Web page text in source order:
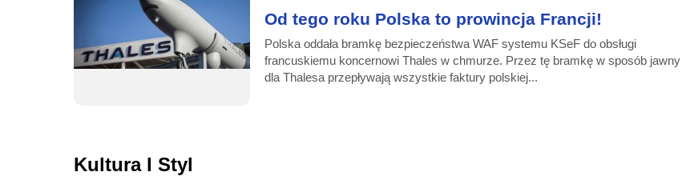
Od tego roku Polska to prowincja Francji!
Polska oddała bramkę bezpieczeństwa WAF systemu KSeF do obsługi
francuskiemu koncernowi Thales w chmurze. Przez tę bramkę w sposób jawny
dla Thalesa przepływają wszystkie faktury polskiej...
Kultura I Styl